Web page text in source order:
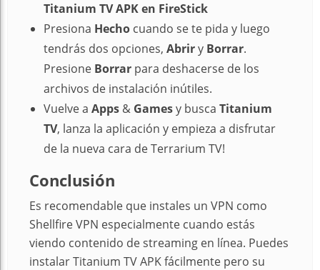
Titanium TV APK en FireStick
Presiona Hecho cuando se te pida y luego
tendrás dos opciones, Abriry Borrar.
Presione Borrar para deshacerse de los
archivos de instalación inútiles.
Vuelve a Apps & Gamesy busca Titanium
TV, lanza la aplicación y empieza a disfrutar
de la nueva cara de Terrarium TV!
Conclusión
Es recomendable que instales un VPN como
Shellfire VPN especialmente cuando estás
viendo contenido de streaming en línea. Puedes
instalar Titanium TV APK fácilmente pero su